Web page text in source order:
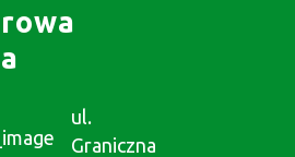
ul.
Graniczna